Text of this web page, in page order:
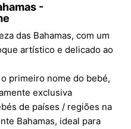
-
das Bahamas, com um
artístico e delicado ao
primeiro nome do bebé,
exclusiva
de países / regiões na
Bahamas, ideal para